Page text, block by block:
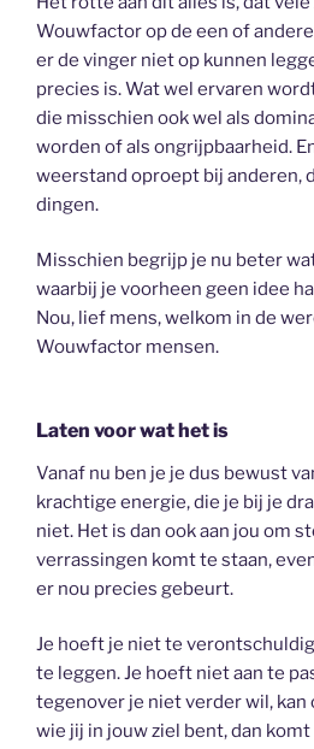
Wouwfactor op de een of
er de vinger niet op kunnen
precies is. Wat wel ervaren
die misschien ook wel als
worden of als ongrijpbaarheid.
weerstand oproept bij anderen,
dingen.
Misschien begrijp je nu beter
waarbij je voorheen geen idee
Nou, lief mens, welkom in de
Wouwfactor mensen.
Laten voor wat het is
Vanaf nu ben je je dus bewust
krachtige energie, die je bij je
niet. Het is dan ook aan jou om
verrassingen komt te staan,
er nou precies gebeurt.
Je hoeft je niet te
te leggen. Je hoeft niet aan te
tegenover je niet verder wil,
wie jij in jouw ziel bent, dan